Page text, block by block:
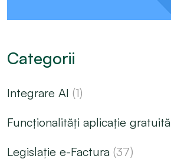
Categorii
Integrare AI (1)
Funcționalități aplicație gratuită
Legislație e-Factura (37)